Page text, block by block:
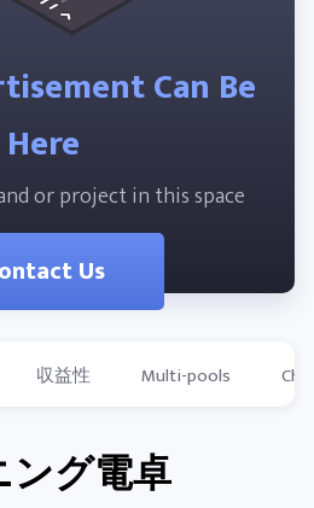
Can Be
Here
or project in this space
Us
収益性 Multi-pools
ング電卓